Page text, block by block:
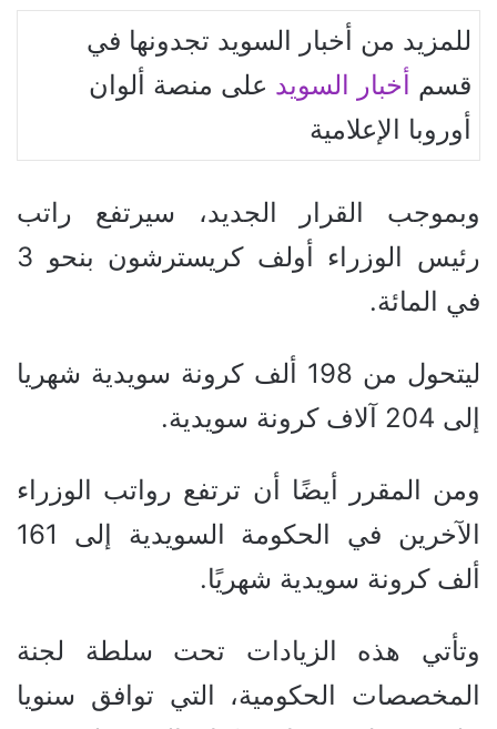
للمزيد من أخبار السويد تجدونها في
قسم أخبار السويد على منصة ألوان
أوروبا الإعلامية
وبموجب القرار الجديد، سيرتفع راتب
رئيس الوزراء أولف كريسترشون بنحو 3
في المائة.
ليتحول من 198 ألف كرونة سويدية شهريا
إلى 204 آلاف كرونة سويدية.
ومن المقرر أيضًا أن ترتفع رواتب الوزراء
الآخرين في الحكومة السويدية إلى 161
ألف كرونة سويدية شهريًا.
وتأتي هذه الزيادات تحت سلطة لجنة
المخصصات الحكومية، التي توافق سنويا